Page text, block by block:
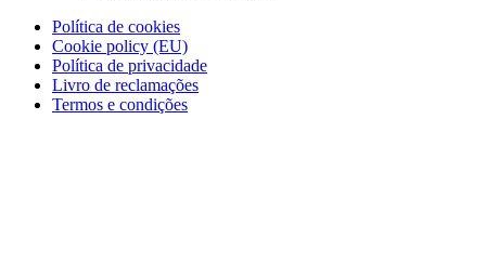
Política de cookies
Cookie policy (EU)
Política de privacidade
Livro de reclamações
Termos e condições